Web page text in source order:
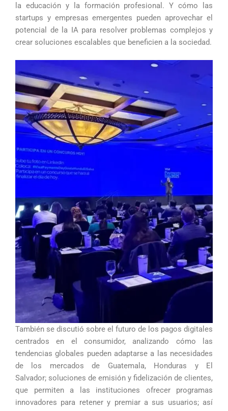
la educación y la formación profesional. Y cómo las
startups y empresas emergentes pueden aprovechar el
potencial de la IA para resolver problemas complejos y
crear soluciones escalables que beneficien a la sociedad.
También se discutió sobre el futuro de los pagos digitales
centrados en el consumidor, analizando cómo las
tendencias globales pueden adaptarse a las necesidades
de los mercados de Guatemala, Honduras y El
Salvador; soluciones de emisión y fidelización de clientes,
que permiten a las instituciones ofrecer programas
innovadores para retener y premiar a sus usuarios; así